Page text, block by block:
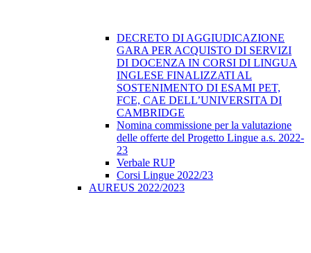
DECRETO DI AGGIUDICAZIONE
GARA PER ACQUISTO DI SERVIZI
DI DOCENZA IN CORSI DI LINGUA
INGLESE FINALIZZATI AL
SOSTENIMENTO DI ESAMI PET,
FCE, CAE DELL’UNIVERSITA DI
CAMBRIDGE
Nomina commissione per la valutazione
delle offerte del Progetto Lingue a.s. 2022-
23
Verbale RUP
Corsi Lingue 2022/23
AUREUS 2022/2023